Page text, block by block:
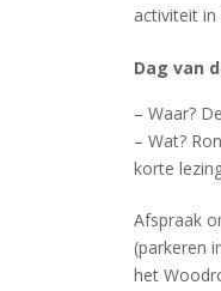
activiteit
Dag van
– Waar?
– Wat?
korte
Afspraak
(parkeren
het